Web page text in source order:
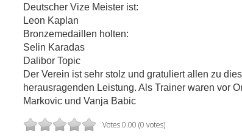
Deutscher Vize Meister ist:
Leon Kaplan
Bronzemedaillen holten:
Selin Karadas
Dalibor Topic
Der Verein ist sehr stolz und gratuliert allen zu
herausragenden Leistung. Als Trainer waren vor
Markovic und Vanja Babic
Votes 0.00 (0 votes)